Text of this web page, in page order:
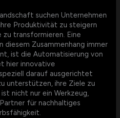
suchen Unternehmen
Produktivität zu steigern
transformieren. Eine
diesem Zusammenhang immer
ist die Automatisierung von
hier innovative
darauf ausgerichtet
unterstützen, ihre Ziele zu
nicht nur ein Werkzeug,
für nachhaltiges